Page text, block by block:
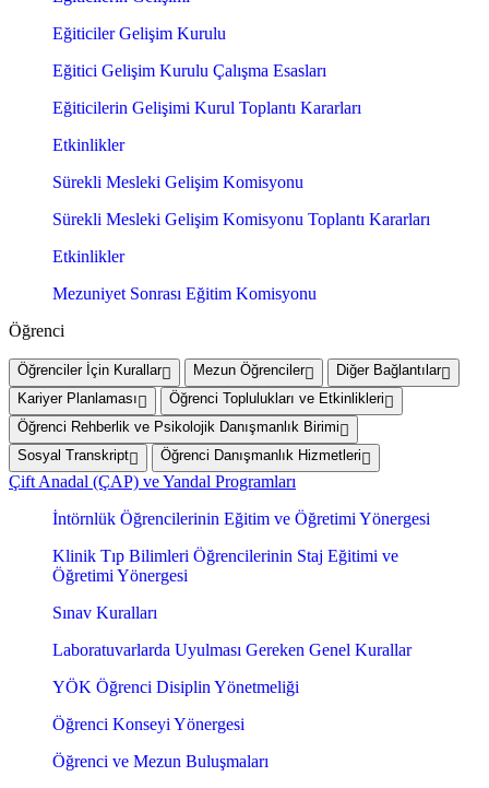
Eğiticiler Gelişim Kurulu
Eğitici Gelişim Kurulu Çalışma Esasları
Eğiticilerin Gelişimi Kurul Toplantı Kararları
Etkinlikler
Sürekli Mesleki Gelişim Komisyonu
Sürekli Mesleki Gelişim Komisyonu Toplantı Kararları
Etkinlikler
Mezuniyet Sonrası Eğitim Komisyonu
Öğrenci
Öğrenciler İçin Kurallar Mezun Öğrenciler
Diğer Bağlantılar
Kariyer Planlaması
Öğrenci Toplulukları ve Etkinlikleri
Öğrenci Rehberlik ve Psikolojik Danışmanlık Birimi
Sosyal Transkript
Öğrenci Danışmanlık Hizmetleri
Çift Anadal (ÇAP) ve Yandal Programları
İntörnlük Öğrencilerinin Eğitim ve Öğretimi Yönergesi
Klinik Tıp Bilimleri Öğrencilerinin Staj Eğitimi ve
Öğretimi Yönergesi
Sınav Kuralları
Laboratuvarlarda Uyulması Gereken Genel Kurallar
YÖK Öğrenci Disiplin Yönetmeliği
Öğrenci Konseyi Yönergesi
Öğrenci ve Mezun Buluşmaları